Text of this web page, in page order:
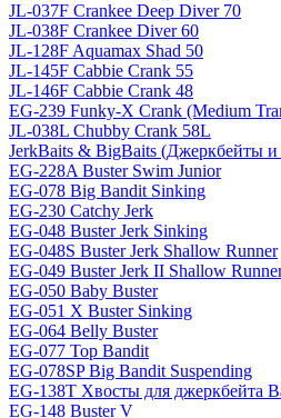
JL-037F Crankee Deep Diver 70
JL-038F Crankee Diver 60
JL-128F Aquamax Shad 50
JL-145F Cabbie Crank 55
JL-146F Cabbie Crank 48
EG-239 Funky-X Crank (Medium
JL-038L Chubby Crank 58L
JerkBaits & BigBaits (Джеркбейты
EG-228A Buster Swim Junior
EG-078 Big Bandit Sinking
EG-230 Catchy Jerk
EG-048 Buster Jerk Sinking
EG-048S Buster Jerk Shallow Runner
EG-049 Buster Jerk II Shallow
EG-050 Baby Buster
EG-051 X Buster Sinking
EG-064 Belly Buster
EG-077 Top Bandit
EG-078SP Big Bandit Suspending
EG-138T Хвосты для джеркбейта
EG-148 Buster V